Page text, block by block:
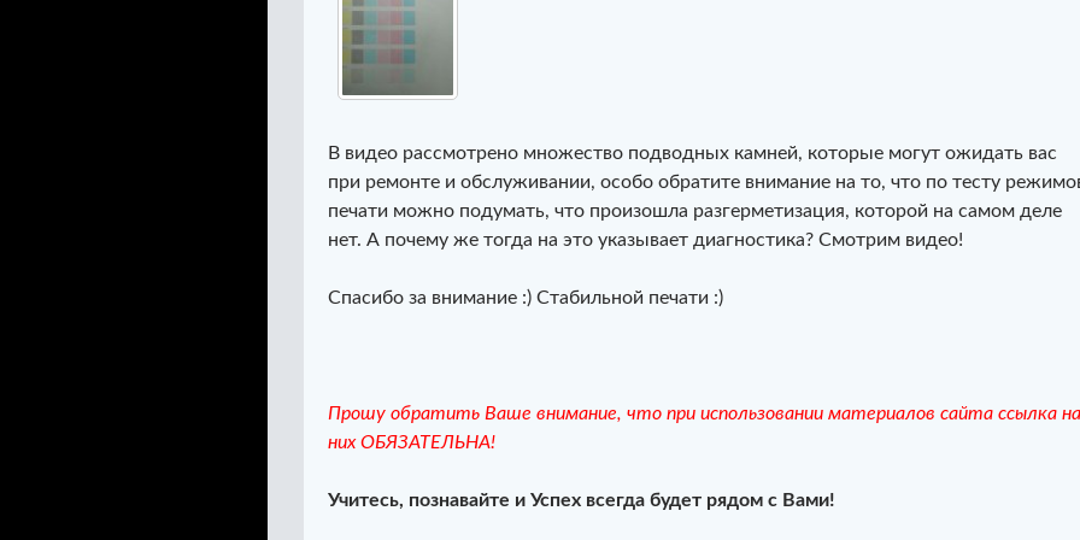
В видео рассмотрено множество подводных камней, которые могут ожидать вас
при ремонте и обслуживании, особо обратите внимание на то, что по тесту
печати можно подумать, что произошла разгерметизация, которой на самом деле
нет. А почему же тогда на это указывает диагностика? Смотрим видео!
Спасибо за внимание :) Стабильной печати :)
Прошу обратить Ваше внимание, что при использовании материалов сайта ссылка на
них ОБЯЗАТЕЛЬНА!
Учитесь, познавайте и Успех всегда будет рядом с Вами!